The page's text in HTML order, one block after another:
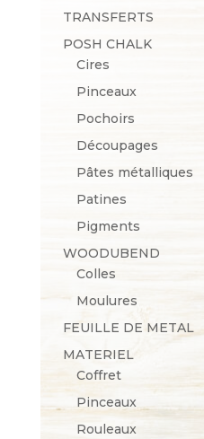
TRANSFERTS
POSH CHALK
Cires
Pinceaux
Pochoirs
Découpages
Pâtes métalliques
Patines
Pigments
WOODUBEND
Colles
Moulures
FEUILLE DE METAL
MATERIEL
Coffret
Pinceaux
Rouleaux